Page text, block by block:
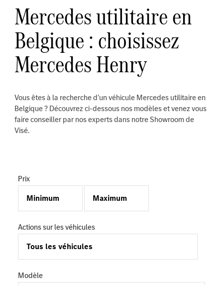
Mercedes utilitaire en
Belgique : choisissez
Mercedes Henry
Vous êtes à la recherche d’un véhicule Mercedes utilitaire en
Belgique ? Découvrez ci-dessous nos modèles et venez vous
faire conseiller par nos experts dans notre Showroom de
Visé.
Prix
Actions sur les véhicules
Modèle